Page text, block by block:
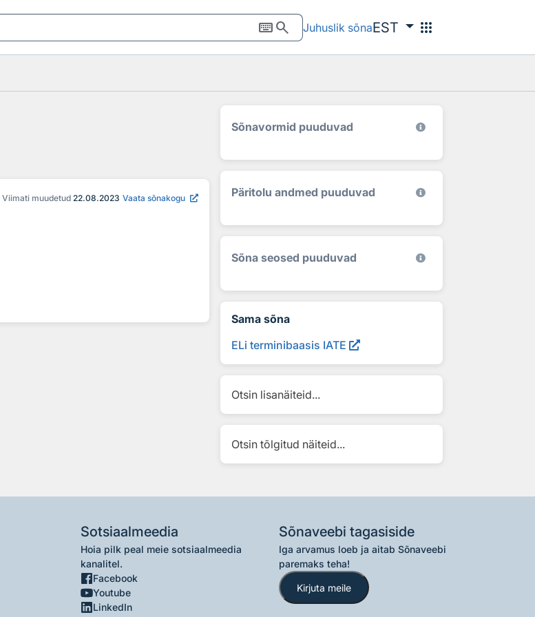
keyboardsearch Juhuslik sõnaEST apps
Viimati muudetud 22.08.2023 Vaata sõnakogu
Sõnavormid puuduvad
Päritolu andmed puuduvad
Sõna seosed puuduvad
Sama sõna
ELi terminibaasis IATE
Otsin lisanäiteid...
Otsin tõlgitud näiteid...
Sotsiaalmeedia
Hoia pilk peal meie sotsiaalmeedia
kanalitel.
Facebook
Youtube
LinkedIn
Sõnaveebi tagasiside
Iga arvamus loeb ja aitab Sõnaveebi
paremaks teha!
Kirjuta meile